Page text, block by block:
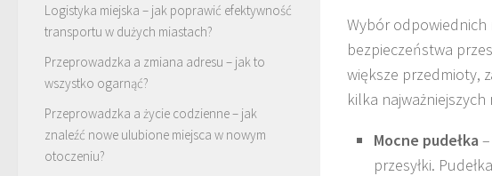
Wybór odpowiednich
bezpieczeństwa
większe przedmioty,
kilka
Mocne pudełka
przesyłki.
Logistyka miejska – jak poprawić efektywność
transportu w dużych miastach?
Przeprowadzka a zmiana adresu – jak to
wszystko ogarnąć?
Przeprowadzka a życie codzienne – jak
znaleźć nowe ulubione miejsca w nowym
otoczeniu?